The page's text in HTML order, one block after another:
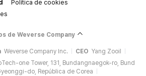
Política de cookies
de Weverse Company
Weverse Company Inc. CEO Yang Zooil
one Tower, 131, Bundangnaegok-ro, Bund
do, República de Corea